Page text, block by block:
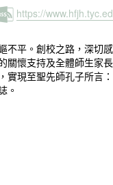
https://
不平。創校之路，深切
關懷支持及全體師生家
實現至聖先師孔子所言
。